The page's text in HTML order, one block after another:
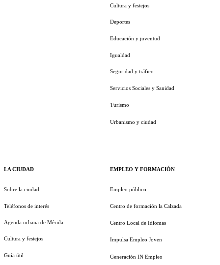
LA CIUDAD
Sobre la ciudad
Teléfonos de interés
Agenda urbana de Mérida
Cultura y festejos
Guía útil
Cultura y festejos
Deportes
Educación y juventud
Igualdad
Seguridad y tráfico
Servicios Sociales y Sanidad
Turismo
Urbanismo y ciudad
EMPLEO Y FORMACIÓN
Empleo público
Centro de formación la Calzada
Centro Local de Idiomas
Impulsa Empleo Joven
Generación IN Empleo